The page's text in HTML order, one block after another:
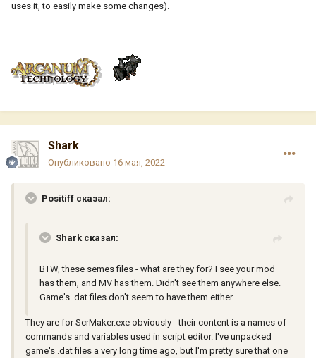
uses it, to easily make some changes).
Shark
Опубликовано 16 мая, 2022
Positiff сказал:
Shark сказал:
BTW, these semes files - what are they for? I see your mod
has them, and MV has them. Didn't see them anywhere else.
Game's .dat files don't seem to have them either.
They are for ScrMaker.exe obviously - their content is a names of
commands and variables used in script editor. I've unpacked
game's .dat files a very long time ago, but I'm pretty sure that one